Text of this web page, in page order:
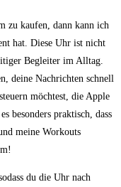
zu kaufen, ‌dann kann ich
hat. Diese Uhr ist nicht
Begleiter im ⁢Alltag.
⁤deine Nachrichten schnell
möchtest, die Apple‍
besonders praktisch, dass
meine ‍Workouts
du die Uhr nach